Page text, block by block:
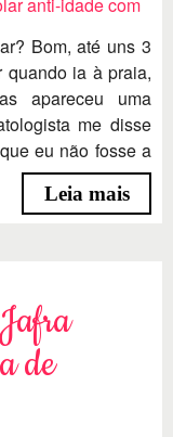
Bom, até uns 3
quando ia à praia,
apareceu uma
me disse
eu não fosse a
Leia mais
de